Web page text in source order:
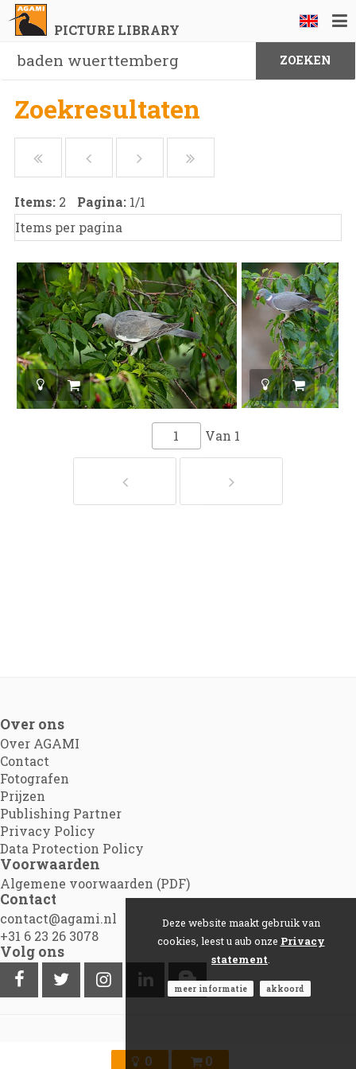
PICTURE LIBRARY
0 0
Zoekresultaten
Items: 2 Pagina: 1/1
Van 1
Over ons
Over AGAMI
Contact
Fotografen
Prijzen
Publishing Partner
Privacy Policy
Data Protection Policy
Voorwaarden
Algemene voorwaarden (PDF)
Contact
contact@agami.nl
+31 6 23 26 3078
Volg ons
Agami.nl|Powered by Picture Pack
Deze website maakt gebruik van
cookies, leest u aub onze Privacy
statement
meer informatie akkoord